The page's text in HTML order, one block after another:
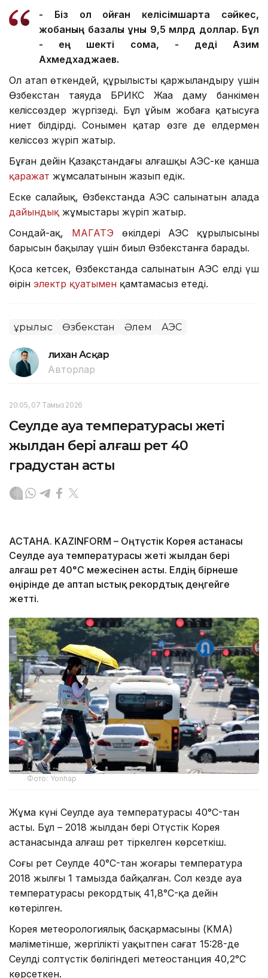
- Біз қол қойған келісімшартқа сәйкес,
жобаның базалық құны 9,5 млрд доллар. Бұл
- ең шекті сома, - деді Азим
Ахмедхаджаев.
Ол атап өткендей, құрылысты қаржыландыру үшін
Өзбекстан таяуда БРИКС Жаңа даму банкімен
келіссөздер жүргізеді. Бұл ұйым жобаға қатысуға
ниет білдірді. Сонымен қатар өзге де елдермен
келіссөз жүріп жатыр.
Бұған дейін Қазақстандағы алғашқы АЭС-ке қанша
қаражат жұмсалатынын жазып едік.
Еске салайық, Өзбекстанда АЭС салынатын алаңда
дайындық жұмыстары жүріп жатыр.
Сондай-ақ, МАГАТЭ өкілдері АЭС құрылысының
барысын бақылау үшін биыл Өзбекстанға барады.
Қоса кетсек, Өзбекстанда салынатын АЭС елдің үш
өңірін электр қуатымен қамтамасыз етеді.
Құрылыс Өзбекстан Әлем АЭС
Әлихан Асқар
Авторлар
20:05, 07 Тамыз 2026
Сеулде ауа температурасы жеті
жылдан бері алғаш рет 40
градустан асты
АСТАНА. KAZINFORM – Оңтүстік Корея астанасы
Сеулде ауа температурасы жеті жылдан бері
алғаш рет 40°C межесінен асты. Елдің бірнеше
өңірінде де аптап ыстық рекордтық деңгейге
жетті.
Фото: Yonhap
Жұма күні Сеулде ауа температурасы 40°C-тан
асты. Бұл – 2018 жылдан бері Оңтүстік Корея
астанасында алғаш рет тіркелген көрсеткіш.
Соңғы рет Сеулде 40°C-тан жоғары температура
2018 жылғы 1 тамызда байқалған. Сол кезде ауа
температурасы рекордтық 41,8°C-қа дейін
көтерілген.
Корея метеорологиялық басқармасының (KMA)
мәліметінше, жергілікті уақытпен сағат 15:28-де
Сеулдің солтүстік бөлігіндегі метеостанция 40,2°C
көрсеткен.